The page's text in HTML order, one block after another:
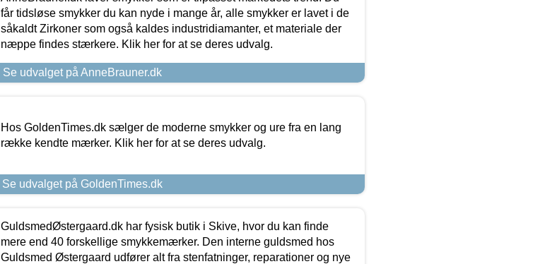
får tidsløse smykker du kan nyde i mange år, alle smykker er lavet i de
såkaldt Zirkoner som også kaldes industridiamanter, et materiale der
næppe findes stærkere. Klik her for at se deres udvalg.
Se udvalget på AnneBrauner.dk
Hos GoldenTimes.dk sælger de moderne smykker og ure fra en lang
række kendte mærker. Klik her for at se deres udvalg.
Se udvalget på GoldenTimes.dk
GuldsmedØstergaard.dk har fysisk butik i Skive, hvor du kan finde
mere end 40 forskellige smykkemærker. Den interne guldsmed hos
Guldsmed Østergaard udfører alt fra stenfatninger, reparationer og nye